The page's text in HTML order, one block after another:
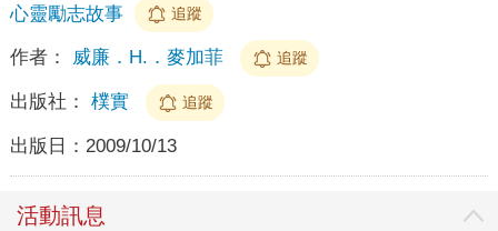
心靈勵志故事
追蹤
作者： 威廉．H.．麥加菲 追蹤
出版社： 樸實 追蹤
出版日： 2009/10/13
活動訊息